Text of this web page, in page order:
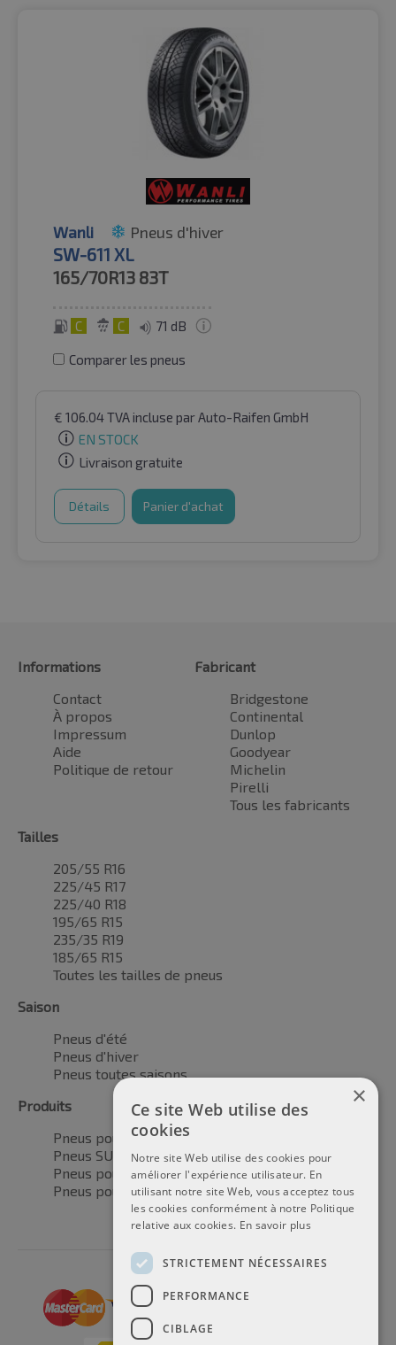
Wanli Pneus d'hiver
SW-611 XL
165/70R13 83T
C C 71 dB
Comparer les pneus
€ 106.04TVA incluse par Auto-Raifen GmbH
EN STOCK
Livraison gratuite
Détails Panier d'achat
Informations
Contact
À propos
Impressum
Aide
Politique de retour
Fabricant
Bridgestone
Continental
Dunlop
Goodyear
Michelin
Pirelli
Tous les fabricants
Tailles
205/55 R16
225/45 R17
225/40 R18
195/65 R15
235/35 R19
185/65 R15
Toutes les tailles de pneus
Saison
Pneus d'été
Pneus d'hiver
Pneus toutes saisons
Produits
Pneus pour voitures
Pneus SUV / 4x4
Pneus pour camionnettes
Pneus pour motos
×
Ce site Web utilise des
cookies
Notre site Web utilise des cookies pour
améliorer l'expérience utilisateur. En
utilisant notre site Web, vous acceptez tous
les cookies conformément à notre Politique
relative aux cookies. En savoir plus
STRICTEMENT NÉCESSAIRES
PERFORMANCE
CIBLAGE